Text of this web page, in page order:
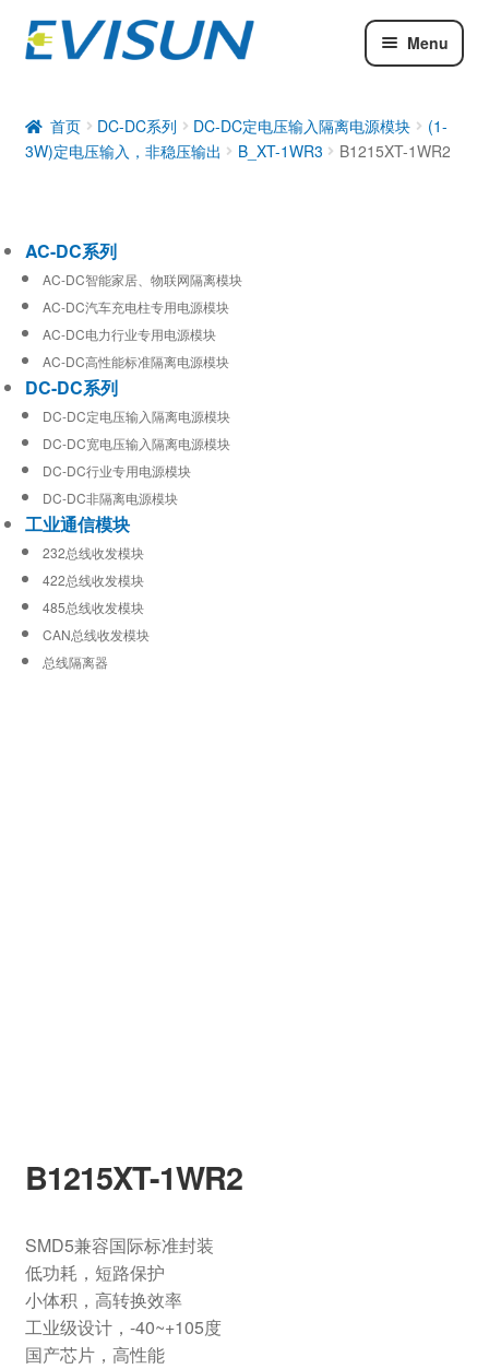
Menu
DC-DC系列
工业通信模块
首页 DC-DC系列 DC-DC定电压输入隔离电源模块
(1-
3W)定电压输入，非稳压输出
B_XT-1WR3 B1215XT-1WR2
B1215XT-1WR2
SMD5兼容国际标准封装
低功耗，短路保护
小体积，高转换效率
工业级设计，-40~+105度
国产芯片，高性能
AC-DC系列
AC-DC智能家居、物联网隔离模块
AC-DC汽车充电柱专用电源模块
AC-DC电力行业专用电源模块
AC-DC高性能标准隔离电源模块
DC-DC系列
DC-DC定电压输入隔离电源模块
DC-DC宽电压输入隔离电源模块
DC-DC行业专用电源模块
DC-DC非隔离电源模块
工业通信模块
232总线收发模块
422总线收发模块
485总线收发模块
CAN总线收发模块
总线隔离器